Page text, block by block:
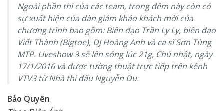
Ngoài phần thi của các team, trong đêm này còn có
sự xuất hiện của dàn giám khảo khách mời của
chương trình bao gồm: Biên đạo Trần Ly Ly, biên đạo
Viết Thành (Bigtoe), DJ Hoàng Anh và ca sĩ Sơn Tùng
MTP. Liveshow 3 sẽ lên sóng lúc 21g, Chủ nhật, ngày
17/1/2016 và được tường thuật trực tiếp trên kênh
VTV3 từ Nhà thi đấu Nguyễn Du.
Bảo Quyên